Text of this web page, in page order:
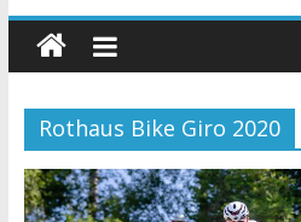
Rothaus Bike Giro 2020